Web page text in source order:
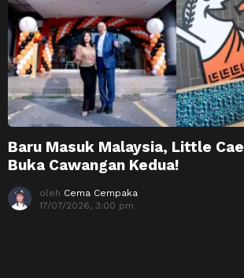
Baru Masuk Malaysia, Little
Buka Cawangan Kedua!
oleh Cema Cempaka
17/07/2026, 3:00 pm